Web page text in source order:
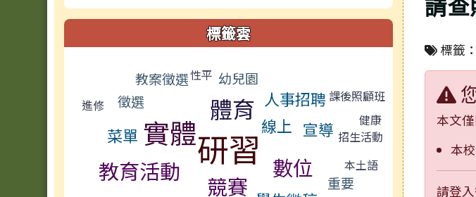
標籤雲
教案徵選性平 幼兒園
進修 徵選 體育 人事招聘 課後照顧班
菜單 實體研習線上 宣導
健康
招生活動
教育活動 數位 本土語
競賽
重要
標籤：
本文
本
請登